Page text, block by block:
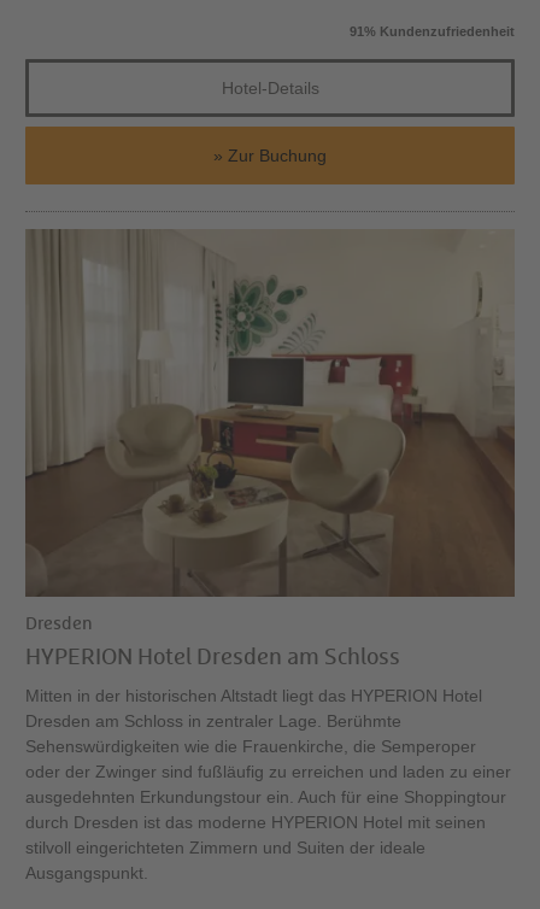
91% Kundenzufriedenheit
Hotel-Details
Zur Buchung
Dresden
HYPERION Hotel Dresden am Schloss
Mitten in der historischen Altstadt liegt das HYPERION Hotel
Dresden am Schloss in zentraler Lage. Berühmte
Sehenswürdigkeiten wie die Frauenkirche, die Semperoper
oder der Zwinger sind fußläufig zu erreichen und laden zu einer
ausgedehnten Erkundungstour ein. Auch für eine Shoppingtour
durch Dresden ist das moderne HYPERION Hotel mit seinen
stilvoll eingerichteten Zimmern und Suiten der ideale
Ausgangspunkt.